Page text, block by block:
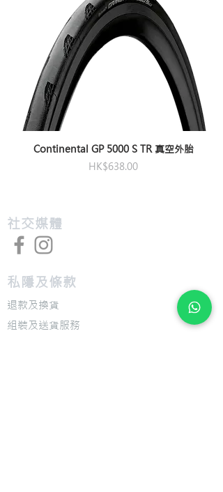
Continental GP 5000 S TR 真空外胎
價格
HK$638.00
​社交媒體
私隱及條款
退款及換貨
​組裝及送貨服務